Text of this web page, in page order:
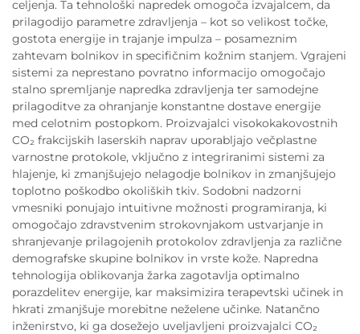
celjenja. Ta tehnološki napredek omogoča izvajalcem, da
prilagodijo parametre zdravljenja – kot so velikost točke,
gostota energije in trajanje impulza – posameznim
zahtevam bolnikov in specifičnim kožnim stanjem. Vgrajeni
sistemi za neprestano povratno informacijo omogočajo
stalno spremljanje napredka zdravljenja ter samodejne
prilagoditve za ohranjanje konstantne dostave energije
med celotnim postopkom. Proizvajalci visokokakovostnih
CO₂ frakcijskih laserskih naprav uporabljajo večplastne
varnostne protokole, vključno z integriranimi sistemi za
hlajenje, ki zmanjšujejo nelagodje bolnikov in zmanjšujejo
toplotno poškodbo okoliških tkiv. Sodobni nadzorni
vmesniki ponujajo intuitivne možnosti programiranja, ki
omogočajo zdravstvenim strokovnjakom ustvarjanje in
shranjevanje prilagojenih protokolov zdravljenja za različne
demografske skupine bolnikov in vrste kože. Napredna
tehnologija oblikovanja žarka zagotavlja optimalno
porazdelitev energije, kar maksimizira terapevtski učinek in
hkrati zmanjšuje morebitne neželene učinke. Natančno
inženirstvo, ki ga dosežejo uveljavljeni proizvajalci CO₂